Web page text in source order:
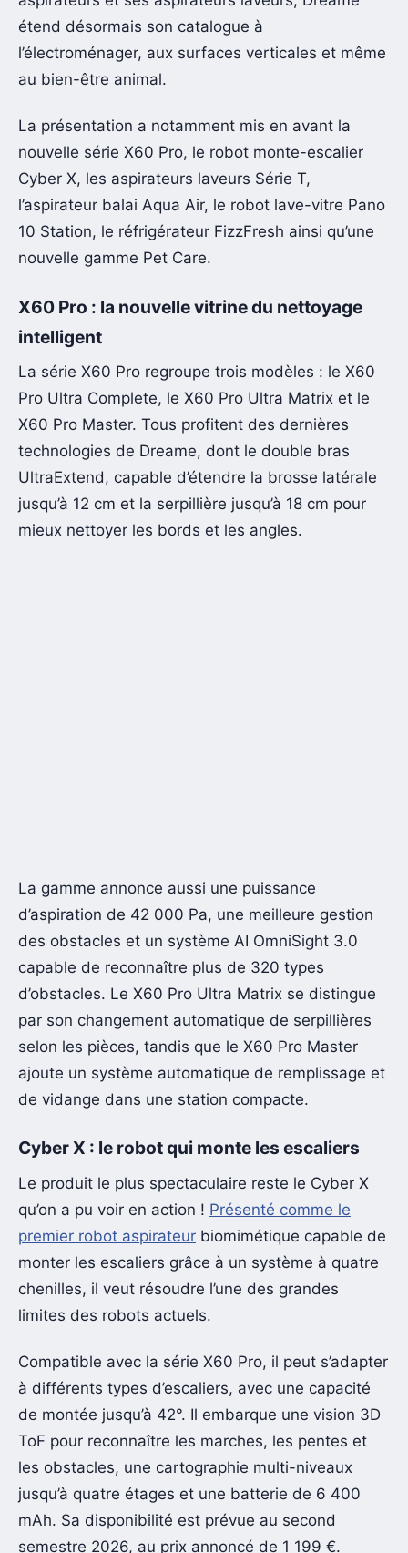
étend désormais son catalogue à
l’électroménager, aux surfaces verticales et même
au bien-être animal.
La présentation a notamment mis en avant la
nouvelle série X60 Pro, le robot monte-escalier
Cyber X, les aspirateurs laveurs Série T,
l’aspirateur balai Aqua Air, le robot lave-vitre Pano
10 Station, le réfrigérateur FizzFresh ainsi qu’une
nouvelle gamme Pet Care.
X60 Pro : la nouvelle vitrine du nettoyage
intelligent
La série X60 Pro regroupe trois modèles : le X60
Pro Ultra Complete, le X60 Pro Ultra Matrix et le
X60 Pro Master. Tous profitent des dernières
technologies de Dreame, dont le double bras
UltraExtend, capable d’étendre la brosse latérale
jusqu’à 12 cm et la serpillière jusqu’à 18 cm pour
mieux nettoyer les bords et les angles.
La gamme annonce aussi une puissance
d’aspiration de 42 000 Pa, une meilleure gestion
des obstacles et un système AI OmniSight 3.0
capable de reconnaître plus de 320 types
d’obstacles. Le X60 Pro Ultra Matrix se distingue
par son changement automatique de serpillières
selon les pièces, tandis que le X60 Pro Master
ajoute un système automatique de remplissage et
de vidange dans une station compacte.
Cyber X : le robot qui monte les escaliers
Le produit le plus spectaculaire reste le Cyber X
qu’on a pu voir en action ! Présenté comme le
premier robot aspirateur biomimétique capable de
monter les escaliers grâce à un système à quatre
chenilles, il veut résoudre l’une des grandes
limites des robots actuels.
Compatible avec la série X60 Pro, il peut s’adapter
à différents types d’escaliers, avec une capacité
de montée jusqu’à 42°. Il embarque une vision 3D
ToF pour reconnaître les marches, les pentes et
les obstacles, une cartographie multi-niveaux
jusqu’à quatre étages et une batterie de 6 400
mAh. Sa disponibilité est prévue au second
semestre 2026, au prix annoncé de 1 199 €.